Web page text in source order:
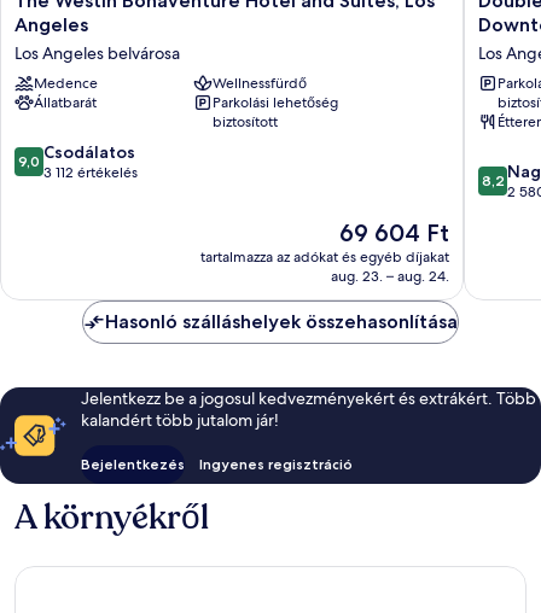
Westin
Bonaventure
Hotel
and
Suites,
Angeles
Los
Angeles
Los Angeles belvárosa
Medence
Wellnessfürdő
Állatbarát
Parkolási lehetőség
biztosított
9.0
ennyiből:
9,0 Csodálatos
3 112 értékelés
Az
ár
69 604 Ft
69 604 Ft
tartalmazza az adókat és egyéb díjakat
aug. 23. – aug. 24.
by
Hotel
Los
Angeles
Angeles
Los
8.2
8,2
2
Hasonló szálláshelyek összehasonlítása
Jelentkezz be a jogosul kedvezményekért és extrákért. Több
kalandért több jutalom jár!
Bejelentkezés Ingyenes regisztráció
A környékről